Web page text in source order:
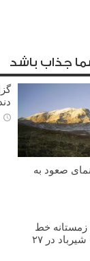
جذاب باشد
صعود به
خط
الراس بینالود تا شیرباد در ۲۷